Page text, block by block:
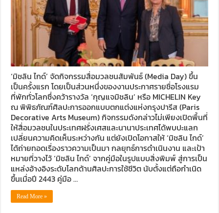
‘มิชลิน ไกด์’ จัดกิจกรรมสื่อมวลชนสัมพันธ์ (Media Day) ขึ้น
เป็นครั้งแรก โดยเป็นส่วนหนึ่งของงานประกาศรายชื่อโรงแรม
ที่พักทั่วโลกซึ่งคว้ารางวัล ‘กุญแจมิชลิน’ หรือ MICHELIN Key
ณ พิพิธภัณฑ์ศิลปะการออกแบบตกแต่งแห่งกรุงปารีส (Paris
Decorative Arts Museum) กิจกรรมดังกล่าวไม่เพียงเปิดพื้นที่
ให้สื่อมวลชนในประเทศฝรั่งเศสและนานาประเทศได้พบปะแลก
เปลี่ยนความคิดเห็นระหว่างกัน แต่ยังเปิดโอกาสให้ ‘มิชลิน ไกด์’
ได้ถ่ายทอดเรื่องราวความเป็นมา กลยุทธ์การดำเนินงาน และเป้า
หมายที่วางไว้ ‘มิชลิน ไกด์’ จากคู่มือในรูปแบบสิ่งพิมพ์ สู่การเป็น
แหล่งอ้างอิงระดับโลกด้านศิลปะการใช้ชีวิต นับตั้งแต่ถือกำเนิด
ขึ้นเมื่อปี 2443 คู่มือ …
Read More »